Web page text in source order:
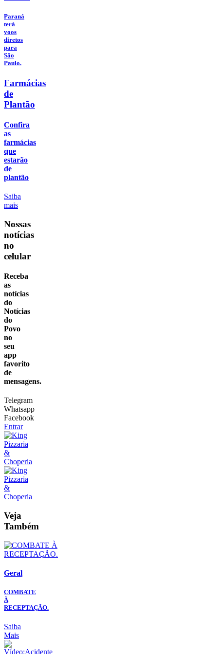
Paraná
terá
voos
diretos
para
São
Paulo.
Farmácias
de
Plantão
Confira
as
farmácias
que
estarão
de
plantão
Saiba
mais
Nossas
notícias
no
celular
Receba
as
notícias
do
Notícias
do
Povo
no
seu
app
favorito
de
mensagens.
Telegram
Whatsapp
Facebook
Entrar
Veja
Também
Geral
COMBATE
À
RECEPTAÇÃO.
Saiba
Mais